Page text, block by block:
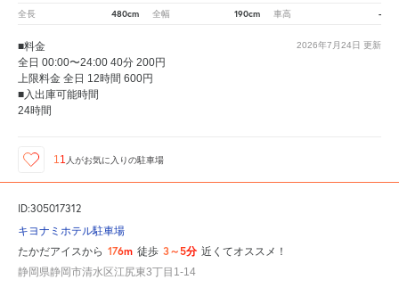
全長 480cm 全幅 190cm 車高 -
2026年7月24日 更新
■料金
全日 00:00〜24:00 40分 200円
上限料金 全日 12時間 600円
■入出庫可能時間
24時間
11 人がお気に入りの駐車場
ID:305017312
キヨナミホテル駐車場
たかだアイスから 176m 徒歩 3～5分 近くてオススメ！
静岡県静岡市清水区江尻東3丁目1-14